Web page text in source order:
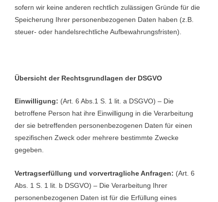
sofern wir keine anderen rechtlich zulässigen Gründe für die
Speicherung Ihrer personenbezogenen Daten haben (z.B.
steuer- oder handelsrechtliche Aufbewahrungsfristen).
Übersicht der Rechtsgrundlagen der DSGVO
Einwilligung: (Art. 6 Abs.1 S. 1 lit. a DSGVO) – Die
betroffene Person hat ihre Einwilligung in die Verarbeitung
der sie betreffenden personenbezogenen Daten für einen
spezifischen Zweck oder mehrere bestimmte Zwecke
gegeben.
Vertragserfüllung und vorvertragliche Anfragen: (Art. 6
Abs. 1 S. 1 lit. b DSGVO) – Die Verarbeitung Ihrer
personenbezogenen Daten ist für die Erfüllung eines